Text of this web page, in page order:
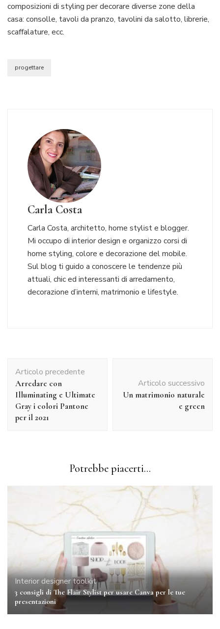
composizioni di styling per decorare diverse zone della
casa: consolle, tavoli da pranzo, tavolini da salotto, librerie,
scaffalature, ecc.
progettare
Carla Costa
Carla Costa, architetto, home stylist e blogger.
Mi occupo di interior design e organizzo corsi di
home styling, colore e decorazione del mobile.
Sul blog ti guido a conoscere le tendenze più
attuali, chic ed interessanti di arredamento,
decorazione d’interni, matrimonio e lifestyle.
articolo
Articolo precedente
Arredare con
Illuminating e Ultimate
Gray i colori Pantone
per il 2021
Articolo successivo
Un matrimonio naturale
e green
Potrebbe piacerti...
Interior designer toolkit
3 consigli di The Flair Stylist per usare Canva per le tue
presentazioni